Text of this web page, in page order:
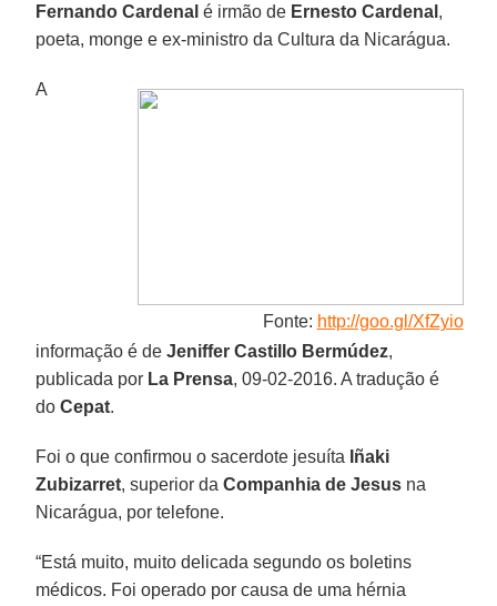
Fernando Cardenal é irmão de Ernesto Cardenal ,
poeta, monge e ex-ministro da Cultura da Nicarágua.
Fonte: http://goo.gl/XfZyio
A
informação é de Jeniffer Castillo Bermúdez,
publicada por La Prensa, 09-02-2016. A tradução é
doCepat.
Foi o que confirmou o sacerdote jesuíta Iñaki
Zubizarret, superior daCompanhia de Jesus na
Nicarágua, por telefone.
“Está muito, muito delicada segundo os boletins
médicos. Foi operado por causa de uma hérnia